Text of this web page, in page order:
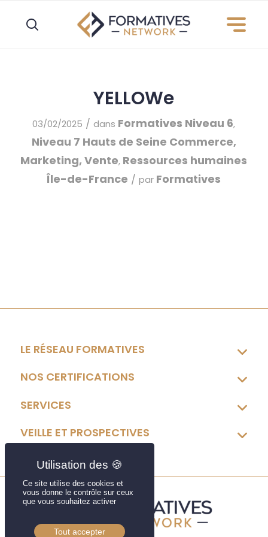
YELLOWe
03/02/2025 / dans Formatives Niveau 6,
Niveau 7 Hauts de Seine Commerce,
Marketing, Vente, Ressources humaines
Île-de-France / par Formatives
LE RÉSEAU FORMATIVES
NOS CERTIFICATIONS
SERVICES
VEILLE ET PROSPECTIVES
Ce site utilise des cookies et
vous donne le contrôle sur ceux
que vous souhaitez activer
Tout accepter